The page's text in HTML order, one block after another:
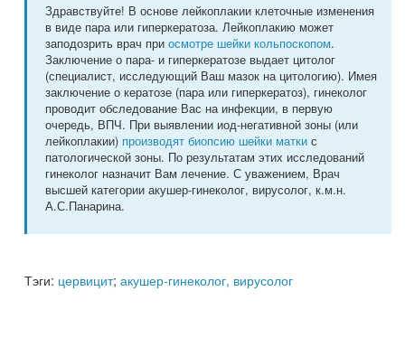
Здравствуйте! В основе лейкоплакии клеточные изменения
в виде пара или гиперкератоза. Лейкоплакию может
заподозрить врач при осмотре шейки кольпоскопом.
Заключение о пара- и гиперкератозе выдает цитолог
(специалист, исследующий Ваш мазок на цитологию). Имея
заключение о кератозе (пара или гиперкератоз), гинеколог
проводит обследование Вас на инфекции, в первую
очередь, ВПЧ. При выявлении иод-негативной зоны (или
лейкоплакии) производят биопсию шейки матки с
патологической зоны. По результатам этих исследований
гинеколог назначит Вам лечение. С уважением, Врач
высшей категории акушер-гинеколог, вирусолог, к.м.н.
А.С.Панарина.
Тэги: цервицит; акушер-гинеколог, вирусолог